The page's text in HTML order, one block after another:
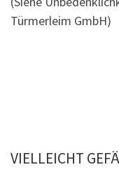
Türmerleim GmbH)
VIELLEICHT